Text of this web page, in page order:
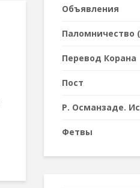
Объявления
Паломничество
Перевод Корана
Пост
Р. Османзаде.
Фетвы